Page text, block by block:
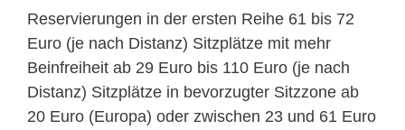
Reservierungen in der ersten Reihe 61 bis 72
Euro (je nach Distanz) Sitzplätze mit mehr
Beinfreiheit ab 29 Euro bis 110 Euro (je nach
Distanz) Sitzplätze in bevorzugter Sitzzone ab
20 Euro (Europa) oder zwischen 23 und 61 Euro